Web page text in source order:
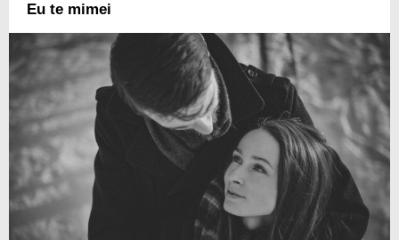
Eu te mimei